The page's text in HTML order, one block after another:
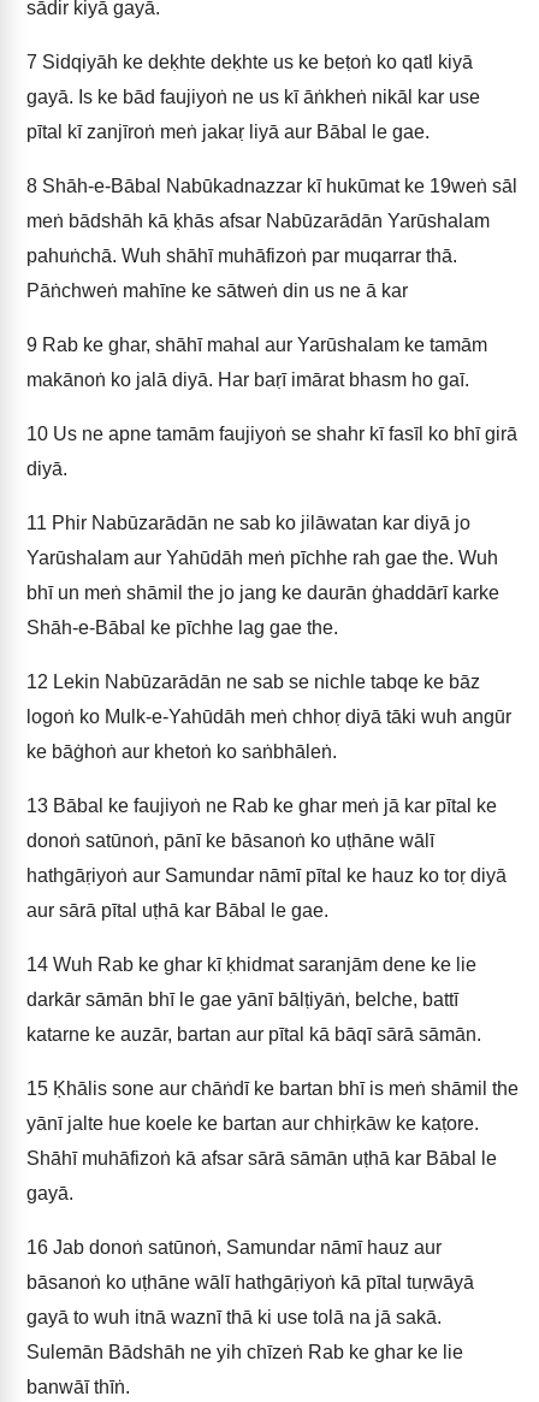
sādir kiyā gayā.
7 Sidqiyāh ke deḳhte deḳhte us ke beṭoṅ ko qatl kiyā
gayā. Is ke bād faujiyoṅ ne us kī āṅkheṅ nikāl kar use
pītal kī zanjīroṅ meṅ jakaṛ liyā aur Bābal le gae.
8 Shāh-e-Bābal Nabūkadnazzar kī hukūmat ke 19weṅ sāl
meṅ bādshāh kā ḳhās afsar Nabūzarādān Yarūshalam
pahuṅchā. Wuh shāhī muhāfizoṅ par muqarrar thā.
Pāṅchweṅ mahīne ke sātweṅ din us ne ā kar
9 Rab ke ghar, shāhī mahal aur Yarūshalam ke tamām
makānoṅ ko jalā diyā. Har baṛī imārat bhasm ho gaī.
10 Us ne apne tamām faujiyoṅ se shahr kī fasīl ko bhī girā
diyā.
11 Phir Nabūzarādān ne sab ko jilāwatan kar diyā jo
Yarūshalam aur Yahūdāh meṅ pīchhe rah gae the. Wuh
bhī un meṅ shāmil the jo jang ke daurān ġhaddārī karke
Shāh-e-Bābal ke pīchhe lag gae the.
12 Lekin Nabūzarādān ne sab se nichle tabqe ke bāz
logoṅ ko Mulk-e-Yahūdāh meṅ chhoṛ diyā tāki wuh angūr
ke bāġhoṅ aur khetoṅ ko saṅbhāleṅ.
13 Bābal ke faujiyoṅ ne Rab ke ghar meṅ jā kar pītal ke
donoṅ satūnoṅ, pānī ke bāsanoṅ ko uṭhāne wālī
hathgāṛiyoṅ aur Samundar nāmī pītal ke hauz ko toṛ diyā
aur sārā pītal uṭhā kar Bābal le gae.
14 Wuh Rab ke ghar kī ḳhidmat saranjām dene ke lie
darkār sāmān bhī le gae yānī bālṭiyāṅ, belche, battī
katarne ke auzār, bartan aur pītal kā bāqī sārā sāmān.
15 Ḳhālis sone aur chāṅdī ke bartan bhī is meṅ shāmil the
yānī jalte hue koele ke bartan aur chhiṛkāw ke kaṭore.
Shāhī muhāfizoṅ kā afsar sārā sāmān uṭhā kar Bābal le
gayā.
16 Jab donoṅ satūnoṅ, Samundar nāmī hauz aur
bāsanoṅ ko uṭhāne wālī hathgāṛiyoṅ kā pītal tuṛwāyā
gayā to wuh itnā waznī thā ki use tolā na jā sakā.
Sulemān Bādshāh ne yih chīzeṅ Rab ke ghar ke lie
banwāī thīṅ.